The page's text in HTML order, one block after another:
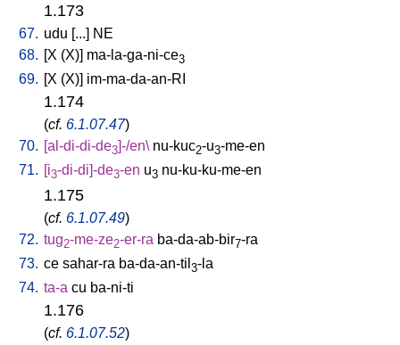
1.173
67. udu [...] NE
68. [X (X)] ma-la-ga-ni-ce3
69. [X (X)] im-ma-da-an-RI
1.174
(cf. 6.1.07.47)
70. [al-di-di-de3]-/en\ nu-kuc2-u3-me-en
71. [i3-di-di]-de3-en u3 nu-ku-ku-me-en
1.175
(cf. 6.1.07.49)
72. tug2-me-ze2-er-ra ba-da-ab-bir7-ra
73. ce sahar-ra ba-da-an-til 3-la
74. ta-a cu ba-ni-ti
1.176
(cf. 6.1.07.52)